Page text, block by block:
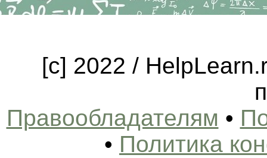
[c] 2022 /
Правообладателям •
• Политика